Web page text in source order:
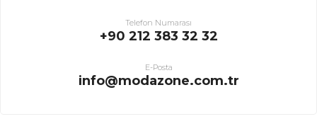
Telefon Numarası
+90 212 383 32 32
E-Posta
info@modazone.com.tr